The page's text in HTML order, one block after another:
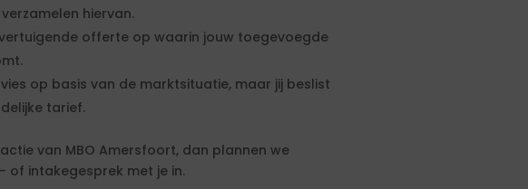
hiervan.
offerte op waarin jouw toegevoegde
op basis van de marktsituatie, maar jij beslist
tarief.
van MBO Amersfoort, dan plannen we
of intakegesprek met je in.